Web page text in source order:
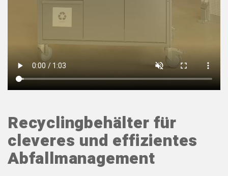
Recyclingbehälter für
cleveres und effizientes
Abfallmanagement